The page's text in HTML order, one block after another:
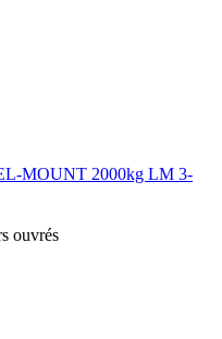
MOUNT 2000kg LM 3-
ouvrés